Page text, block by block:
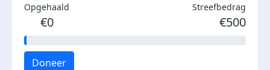
Opgehaald
€0
Streefbedrag
€500
Doneer